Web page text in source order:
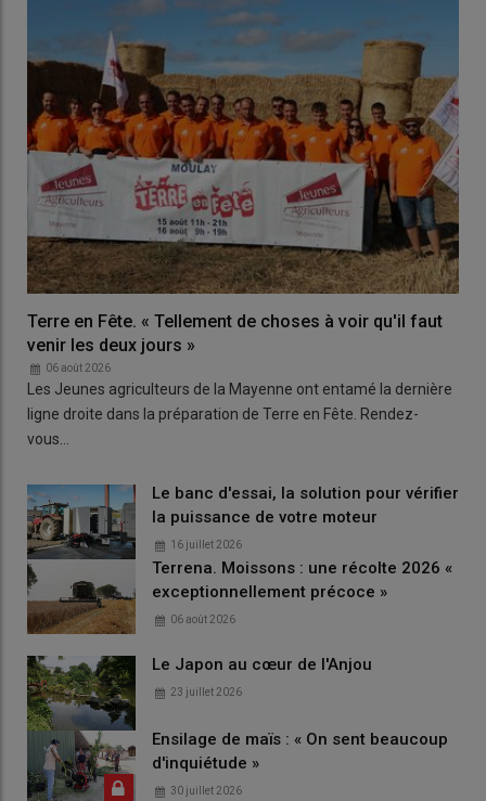
Terre en Fête. « Tellement de choses à voir qu'il faut
venir les deux jours »
06 août 2026
Les Jeunes agriculteurs de la Mayenne ont entamé la dernière
ligne droite dans la préparation de Terre en Fête. Rendez-
vous…
Le banc d'essai, la solution pour vérifier
la puissance de votre moteur
16 juillet 2026
Terrena. Moissons : une récolte 2026 «
exceptionnellement précoce »
06 août 2026
Le Japon au cœur de l'Anjou
23 juillet 2026
Ensilage de maïs : « On sent beaucoup
d'inquiétude »
30 juillet 2026